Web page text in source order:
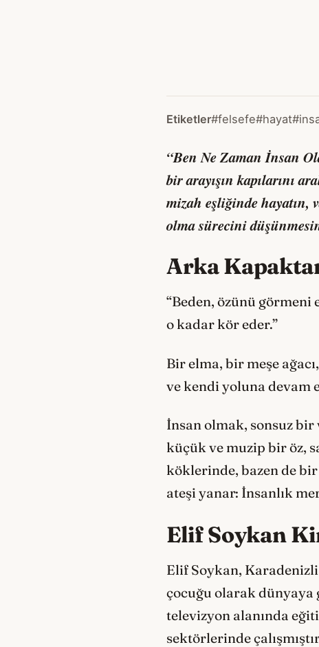
Etiketler#felsefe#hayat
“Ben Ne Zaman İnsan
bir arayışın kapılarını
mizah eşliğinde hayatın,
olma sürecini
Arka
“Beden, özünü görmeni
o kadar kör eder.”
Bir elma, bir meşe
ve kendi yoluna devam
İnsan olmak, sonsuz
küçük ve muzip bir öz,
köklerinde, bazen de
ateşi yanar: İnsanlık
Elif Soykan
Elif Soykan,
çocuğu olarak dünyaya
televizyon alanında
sektörlerinde